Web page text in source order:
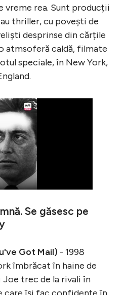
vreme rea. Sunt producții
thriller, cu povești de
desprinse din cărțile
atmsoferă caldă, filmate
speciale, în New York,
Se găsesc pe
Got Mail) - 1998
îmbrăcat în haine de
Joe trec de la rivali în